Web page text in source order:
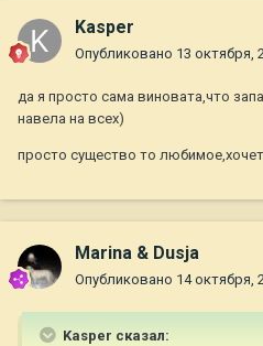
Kasper
Опубликовано 13 октября,
да я просто сама виновата,что
навела на всех)
просто существо то
Marina & Dusja
Опубликовано 14 октября,
Kasper сказал: